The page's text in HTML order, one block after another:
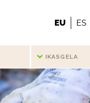
EU ES
IKASGELA